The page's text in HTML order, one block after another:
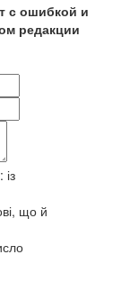
с ошибкой и
редакции
із
що й